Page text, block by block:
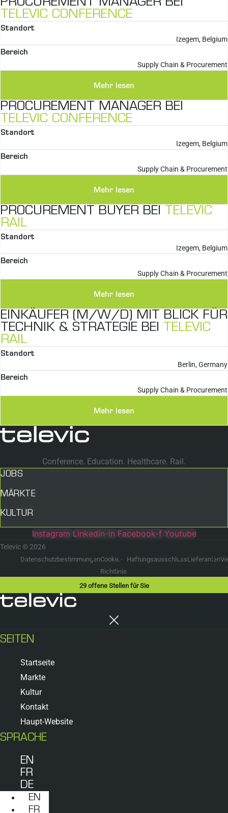
PROCUREMENT MANAGER BEI
TELEVIC CONFERENCE
Standort
Izegem, Belgium
Bereich
Supply Chain & Procurement
Mehr lesen
PROCUREMENT MANAGER BEI
TELEVIC CONFERENCE
Standort
Izegem, Belgium
Bereich
Supply Chain & Procurement
Mehr lesen
PROCUREMENT BUYER BEI
TELEVIC
RAIL
Standort
Izegem, Belgium
Bereich
Supply Chain & Procurement
Mehr lesen
EINKÄUFER (M/W/D) MIT BLICK FÜR
TECHNIK & STRATEGIE BEI
TELEVIC
RAIL
Standort
Berlin, Germany
Bereich
Supply Chain & Procurement
Mehr lesen
Conference. Education. Healthcare. Rail.
JOBS
MÄRKTE
KULTUR
Instagram Linkedin-in Facebook-f Youtube
Televic © 2026
DatenschutzbestimmungenCookie-
Richtlinie
HaftungsausschlussLieferanten
29offene Stellen für Sie
SEITEN
Startseite
Markte
Kultur
Kontakt
Haupt-Website
SPRACHE
EN
FR
DE
EN
FR